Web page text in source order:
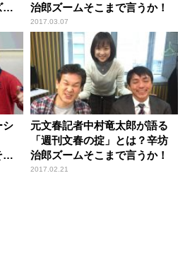
ー
治郎ズームそこまで言うか！
2017.03.07
シ
こ
元文春記者中村竜太郎が語る
「週刊文春の掟」とは？辛坊
治郎ズームそこまで言うか！
2017.02.21